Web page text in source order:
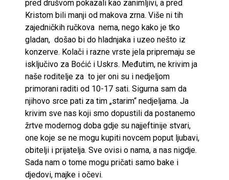
pred drušvom pokazali kao zanimljivi, a pred
Kristom bili manji od makova zrna. Više ni tih
zajedničkih ručkova nema, nego kako je tko
gladan, došao bi do hladnjaka i uzeo nešto iz
konzerve. Kolači i razne vrste jela pripremaju se
isključivo za Boćić i Uskrs. Međutim, ne krivim ja
naše roditelje za to jer oni su i nedjeljom
primorani raditi od 10-17 sati. Sigurna sam da
njihovo srce pati za tim „starim“ nedjeljama. Ja
krivim sve nas koji smo dopustili da postanemo
žrtve modernog doba gdje su najjeftinije stvari,
one koje se ne mogu kupiti novcem poput ljubavi,
obitelji i prijatelja. Sve ovisi o nama, a nas nigdje.
Sada nam o tome mogu pričati samo bake i
djedovi, majke i očevi.